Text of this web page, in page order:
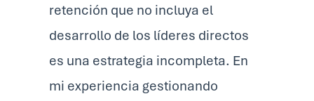
retención que no incluya el
desarrollo de los líderes directos
es una estrategia incompleta. En
mi experiencia gestionando